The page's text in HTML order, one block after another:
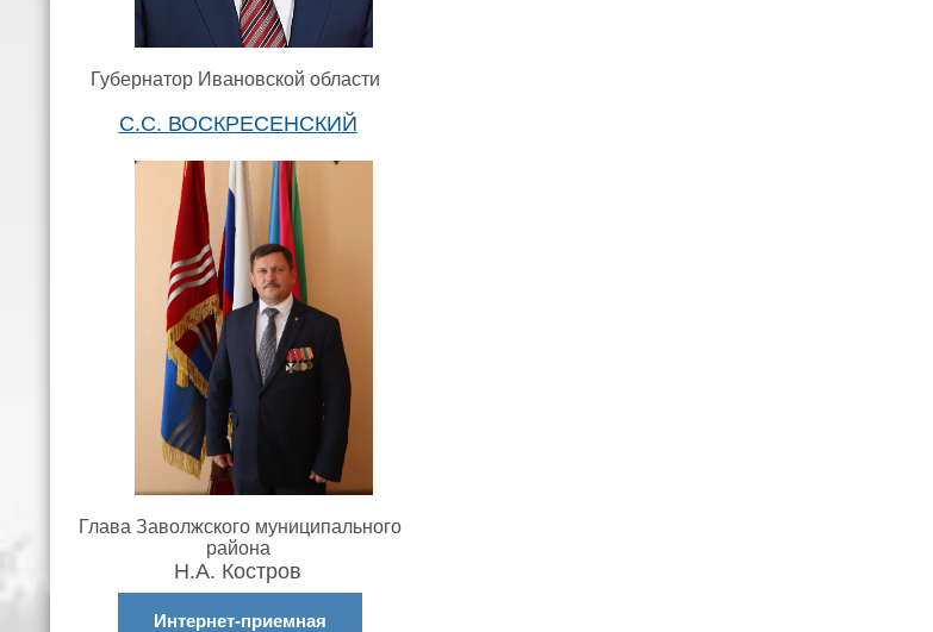
Губернатор Ивановской области
С.С. ВОСКРЕСЕНСКИЙ
Глава Заволжского муниципального
района
Н.А. Костров
Интернет-приемная